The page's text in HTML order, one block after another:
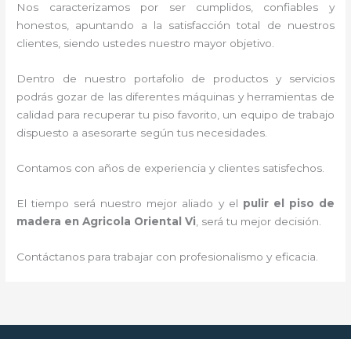
Nos caracterizamos por ser cumplidos, confiables y
honestos, apuntando a la satisfacción total de nuestros
clientes, siendo ustedes nuestro mayor objetivo.
Dentro de nuestro portafolio de productos y servicios
podrás gozar de las diferentes máquinas y herramientas de
calidad para recuperar tu piso favorito, un equipo de trabajo
dispuesto a asesorarte según tus necesidades.
Contamos con años de experiencia y clientes satisfechos.
El tiempo será nuestro mejor aliado y el pulir el piso de
madera en Agricola Oriental Vi , será tu mejor decisión.
Contáctanos para trabajar con profesionalismo y eficacia.